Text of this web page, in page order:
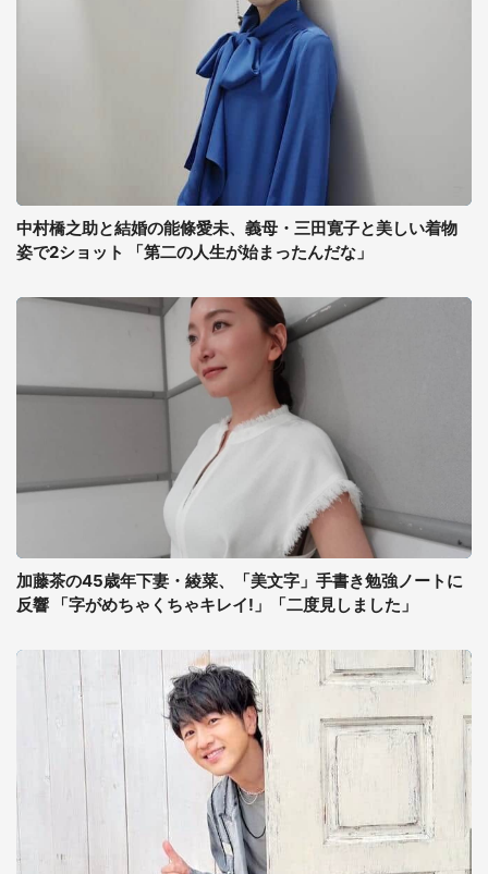
中村橋之助と結婚の能條愛未、義母・三田寛子と美しい着物
姿で2ショット 「第二の人生が始まったんだな」
加藤茶の45歳年下妻・綾菜、「美文字」手書き勉強ノートに
反響 「字がめちゃくちゃキレイ!」「二度見しました」